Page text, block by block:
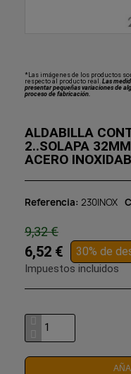
*Las imágenes de los productos
respecto al producto real. Las
presentar pequeñas variaciones de
proceso de fabricación.
ALDABILLA
2..SOLAPA
ACERO
Referencia 230INOX
9,32 €
6,52 € 30% de
Impuestos incluidos